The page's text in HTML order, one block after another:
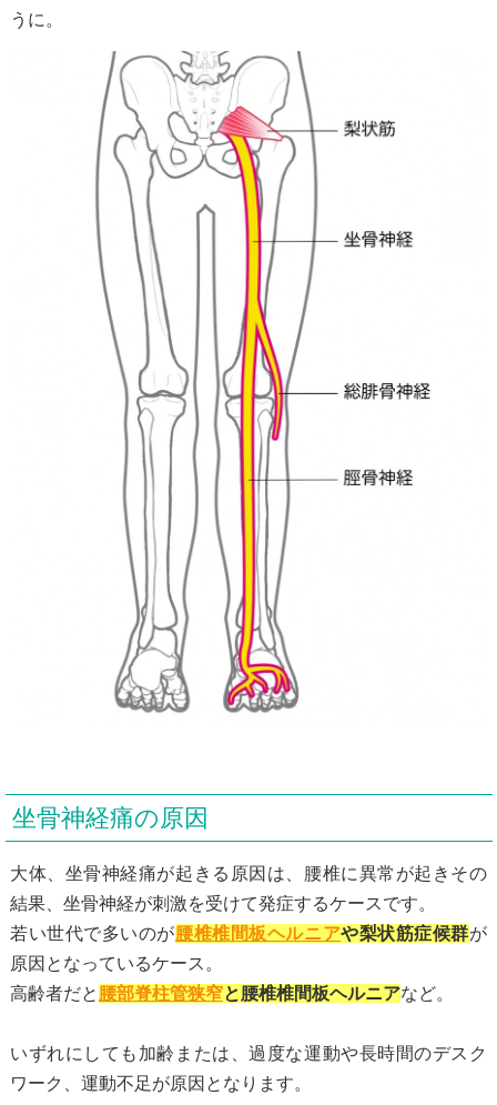
うに。
坐骨神経痛の原因
大体、坐骨神経痛が起きる原因は、腰椎に異常が起きその
結果、坐骨神経が刺激を受けて発症するケースです。
若い世代で多いのが 腰椎椎間板ヘルニアや梨状筋症候群が
原因となっているケース。
高齢者だと 腰部脊柱管狭窄と腰椎椎間板ヘルニアなど。
いずれにしても加齢または、過度な運動や長時間のデスク
ワーク、運動不足が原因となります。